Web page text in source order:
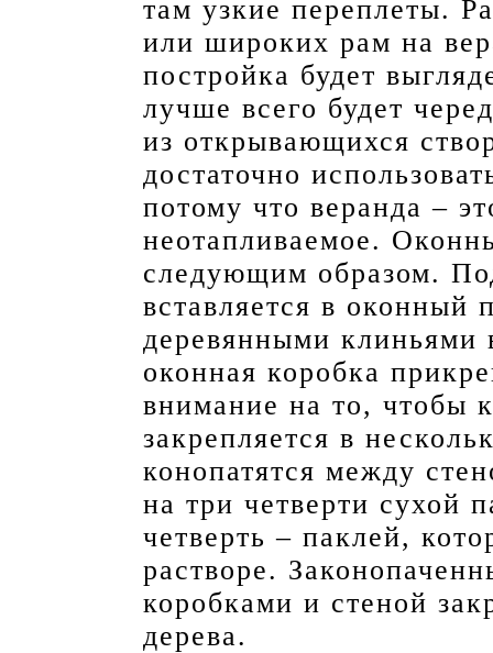
там узкие переплеты.
или широких рам на
постройка будет
лучше всего будет
из открывающихся
достаточно
потому что веранда –
неотапливаемое.
следующим образом.
вставляется в оконный
деревянными клиньями
оконная коробка
внимание на то, чтобы
закрепляется в
конопатятся между
на три четверти сухой
четверть – паклей,
растворе.
коробками и стеной
дерева.